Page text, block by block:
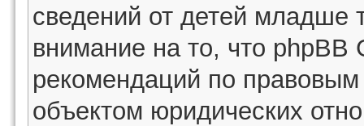
сведений от детей младше
внимание на то, что phpBB
рекомендаций по
объектом юридических